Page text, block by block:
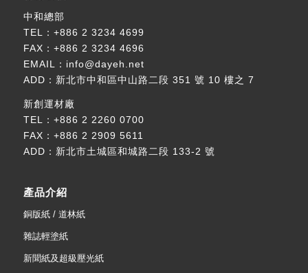
中和總部
TEL： +886 2 3234 4699
FAX：+886 2 3234 4696
EMAIL： info@dayeh.net
ADD： 新北市中和區中山路二段 351 號 10 樓之 7
新創運材廠
TEL： +886 2 2260 0700
FAX：+886 2 2909 5611
ADD： 新北市土城區和城路二段 133-2 號
產品介紹
銅版紙 / 道林紙
雜誌輕塗紙
新聞紙及超級壓光紙